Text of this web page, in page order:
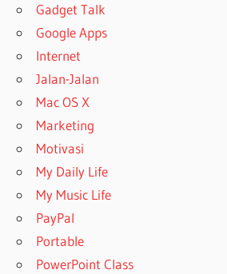
Gadget Talk
Google Apps
Internet
Jalan-Jalan
Mac OS X
Marketing
Motivasi
My Daily Life
My Music Life
PayPal
Portable
PowerPoint Class